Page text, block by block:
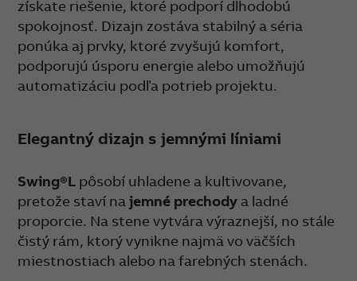
získate riešenie, ktoré podporí dlhodobú
spokojnosť. Dizajn zostáva stabilný a séria
ponúka aj prvky, ktoré zvyšujú komfort,
podporujú úsporu energie alebo umožňujú
automatizáciu podľa potrieb projektu.
Elegantný dizajn s jemnými líniami
Swing®L pôsobí uhladene a kultivovane,
pretože staví najemné prechody a ladné
proporcie. Na stene vytvára výraznejší, no stále
čistý rám, ktorý vynikne najmä vo väčších
miestnostiach alebo na farebných stenách.